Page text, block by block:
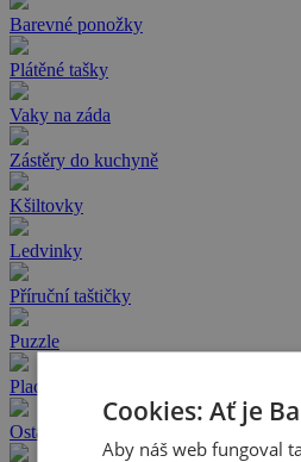
Barevné ponožky
Plátěné tašky
Vaky na záda
Zástěry do kuchyně
Kšiltovky
Ledvinky
Příruční taštičky
Puzzle
Placky a odznaky
Ostatní
Cookies: Ať je
Aby náš web fungoval